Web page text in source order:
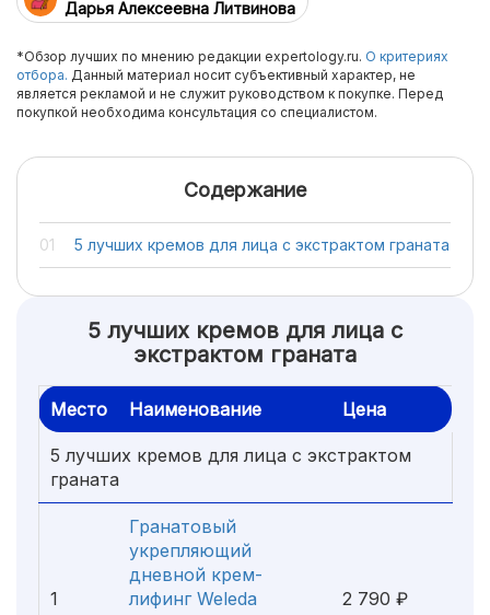
Дарья Алексеевна Литвинова
*Обзор лучших по мнению редакции expertology.ru. О критериях
отбора. Данный материал носит субъективный характер, не
является рекламой и не служит руководством к покупке. Перед
покупкой необходима консультация со специалистом.
Содержание
5 лучших кремов для лица с экстрактом граната
5 лучших кремов для лица с
экстрактом граната
Место Наименование Цена
5 лучших кремов для лица с экстрактом
граната
1
Гранатовый
укрепляющий
дневной крем-
лифинг Weleda
2 790 ₽